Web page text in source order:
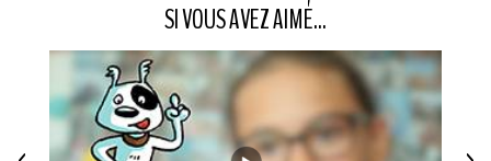
SI VOUS AVEZ AIMÉ...